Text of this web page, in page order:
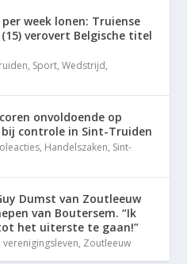
week lonen: Truiense
verovert Belgische titel
, Sport,Wedstrijd,
onvoldoende op
controle in Sint-Truiden
, Handelszaken, Sint-
Dumst van Zoutleeuw
van Boutersem. “Ik
het uiterste te gaan!”
,verenigingsleven, Zoutleeuw